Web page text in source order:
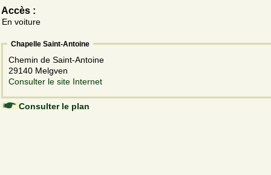
Accès :
En voiture
Chapelle Saint-Antoine
Chemin de Saint-Antoine
29140 Melgven
Consulter le site Internet
Consulter le plan